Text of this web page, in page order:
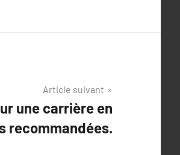
Article suivant
une carrière en
recommandées.